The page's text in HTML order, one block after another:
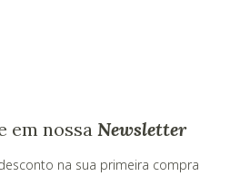
em nossa Newsletter
na sua primeira compra